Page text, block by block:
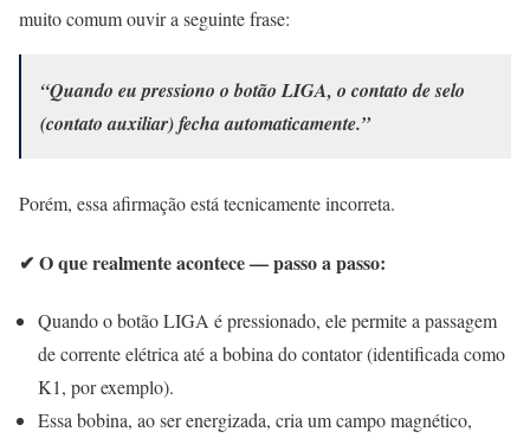
muito comum ouvir a seguinte frase:
“Quando eu pressiono o botão LIGA, o contato de selo
(contato auxiliar) fecha automaticamente.”
Porém, essa afirmação está tecnicamente incorreta.
✔ O que realmente acontece — passo a passo:
Quando o botão LIGA é pressionado, ele permite a passagem
de corrente elétrica até a bobina do contator (identificada como
K1, por exemplo).
Essa bobina, ao ser energizada, cria um campo magnético,